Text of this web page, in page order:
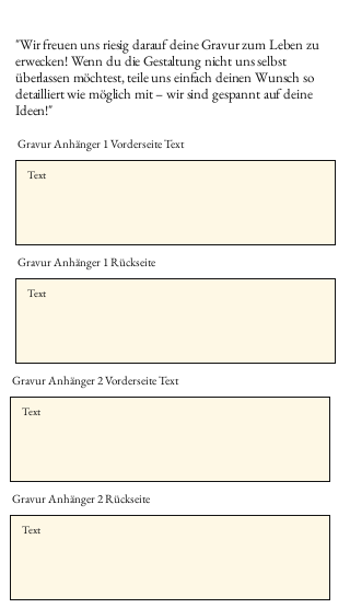
"Wir freuen uns riesig darauf deine Gravur zum Leben zu
erwecken! Wenn du die Gestaltung nicht uns selbst
überlassen möchtest, teile uns einfach deinen Wunsch so
detailliert wie möglich mit – wir sind gespannt auf deine
Ideen!"
Gravur Anhänger 1 Vorderseite Text
Gravur Anhänger 1 Rückseite
Gravur Anhänger 2 Vorderseite Text
Gravur Anhänger 2 Rückseite